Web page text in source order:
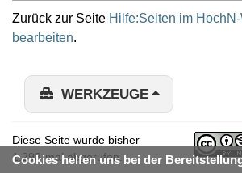
Zurück zur Seite Hilfe:Seiten im
bearbeiten.
Cookies helfen uns bei der
WERKZEUGE
Diese Seite wurde bisher
1.293-mal abgerufen.